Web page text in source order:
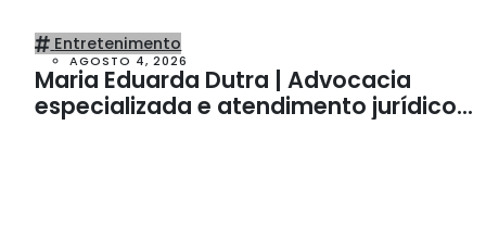
Entretenimento
AGOSTO 4, 2026
Maria Eduarda Dutra | Advocacia
especializada e atendimento jurídico